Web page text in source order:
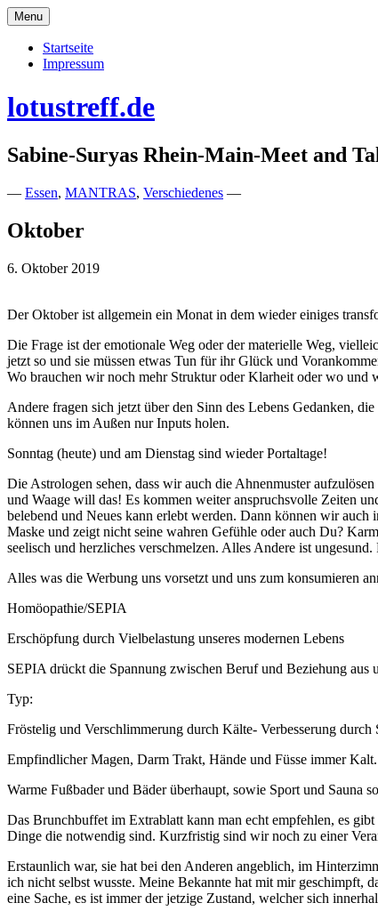
Skip
to
content
Menu
Startseite
Impressum
lotustreff.de
Sabine-Suryas Rhein-Main-Meet and
— Essen, MANTRAS, Verschiedenes —
Oktober
6. Oktober 2019
Der Oktober ist allgemein ein Monat in dem wieder einiges
Die Frage ist der emotionale Weg oder der materielle Weg,
jetzt so und sie müssen etwas Tun für ihr Glück und
Wo brauchen wir noch mehr Struktur oder Klarheit oder wo und
Andere fragen sich jetzt über den Sinn des Lebens Gedanken,
können uns im Außen nur Inputs holen.
Sonntag (heute) und am Dienstag sind wieder Portaltage!
Die Astrologen sehen, dass wir auch die Ahnenmuster
und Waage will das! Es kommen weiter anspruchsvolle Zeiten
belebend und Neues kann erlebt werden. Dann können wir
Maske und zeigt nicht seine wahren Gefühle oder auch Du?
seelisch und herzliches verschmelzen. Alles Andere ist
Alles was die Werbung uns vorsetzt und uns zum konsumieren
Homöopathie/SEPIA
Erschöpfung durch Vielbelastung unseres modernen Lebens
SEPIA drückt die Spannung zwischen Beruf und Beziehung aus
Typ:
Fröstelig und Verschlimmerung durch Kälte- Verbesserung
Empfindlicher Magen, Darm Trakt, Hände und Füsse immer Kalt.
Warme Fußbader und Bäder überhaupt, sowie Sport und Sauna
Das Brunchbuffet im Extrablatt kann man echt empfehlen, es
Dinge die notwendig sind. Kurzfristig sind wir noch zu einer
Erstaunlich war, sie hat bei den Anderen angeblich, im
ich nicht selbst wusste. Meine Bekannte hat mit mir geschimpft,
eine Sache, es ist immer der jetzige Zustand, welcher sich